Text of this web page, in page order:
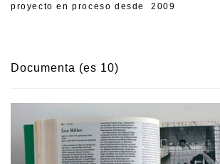
proyecto en proceso desde 2009
Documenta (es 10)